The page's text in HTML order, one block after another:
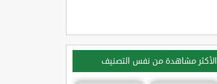
الأكثر مشاهدة من نفس التصنيف